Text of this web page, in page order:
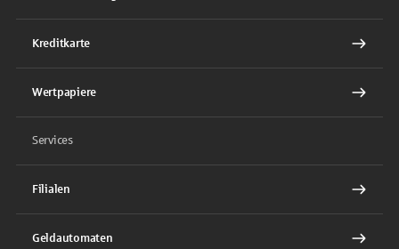
Kreditkarte
Wertpapiere
Services
Filialen
Geldautomaten